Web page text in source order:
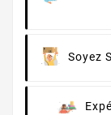
Soyez